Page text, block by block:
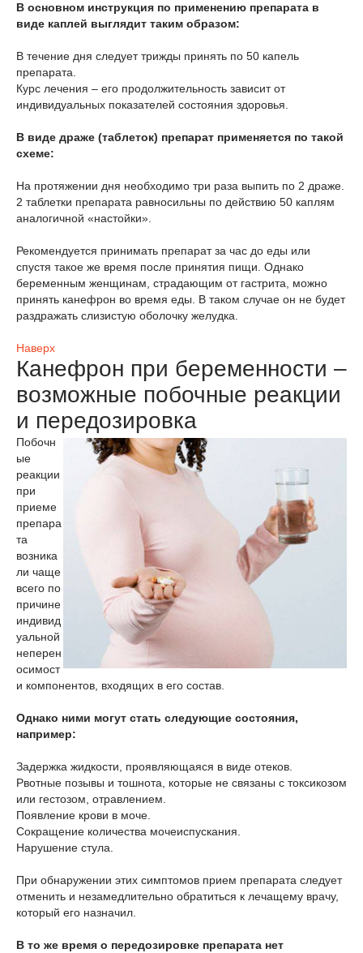
В основном инструкция по применению препарата в
виде каплей выглядит таким образом:
В течение дня следует трижды принять по 50 капель
препарата.
Курс лечения – его продолжительность зависит от
индивидуальных показателей состояния здоровья.
В виде драже (таблеток) препарат применяется по такой
схеме:
На протяжении дня необходимо три раза выпить по 2 драже.
2 таблетки препарата равносильны по действию 50 каплям
аналогичной «настойки».
Рекомендуется принимать препарат за час до еды или
спустя такое же время после принятия пищи. Однако
беременным женщинам, страдающим от гастрита, можно
принять канефрон во время еды. В таком случае он не будет
раздражать слизистую оболочку желудка.
Наверх
Канефрон при беременности –
возможные побочные реакции
и передозировка
Побочн
ые
реакции
при
приеме
препара
та
возника
ли чаще
всего по
причине
индивид
уальной
неперен
осимост
и компонентов, входящих в его состав.
Однако ними могут стать следующие состояния,
например:
Задержка жидкости, проявляющаяся в виде отеков.
Рвотные позывы и тошнота, которые не связаны с токсикозом
или гестозом, отравлением.
Появление крови в моче.
Сокращение количества мочеиспускания.
Нарушение стула.
При обнаружении этих симптомов прием препарата следует
отменить и незамедлительно обратиться к лечащему врачу,
который его назначил.
В то же время о передозировке препарата нет